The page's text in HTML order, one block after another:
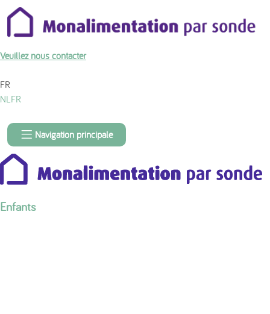
À propos du contenu de la page
Veuillez nous contacter
FR
NL FR
Navigation principale
Enfants